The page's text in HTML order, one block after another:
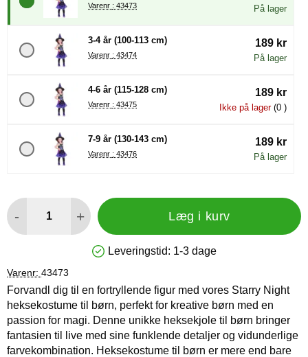
Varenr : 43473 På lager
3-4 år (100-113 cm)
Varenr : 43474
189 kr
På lager
4-6 år (115-128 cm)
Varenr : 43475
189 kr
Ikke på lager(0 )
7-9 år (130-143 cm)
Varenr : 43476
189 kr
På lager
- + Læg i kurv
Produkttilgængelighed: På lager
Leveringstid: 1-3 dage
Varenr: 43473
Forvandl dig til en fortryllende figur med vores Starry Night
heksekostume til børn, perfekt for kreative børn med en
passion for magi. Denne unikke heksekjole til børn bringer
fantasien til live med sine funklende detaljer og vidunderlige
farvekombination. Heksekostume til børn er mere end bare